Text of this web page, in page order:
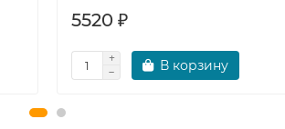
5520 ₽
В корзину